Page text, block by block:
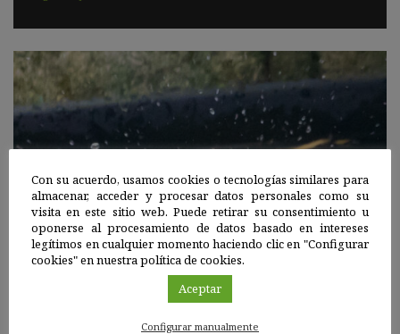
Con su acuerdo, usamos cookies o tecnologías similares para
almacenar, acceder y procesar datos personales como su
visita en este sitio web. Puede retirar su consentimiento u
oponerse al procesamiento de datos basado en intereses
legítimos en cualquier momento haciendo clic en "Configurar
cookies" en nuestra política de cookies.
Aceptar
Configurar manualmente